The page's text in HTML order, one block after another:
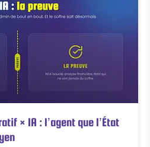
× IA : l’agent que l’État